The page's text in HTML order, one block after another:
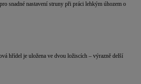
snadné nastavení struny při práci lehkým úhozem o
hřídel je uložena ve dvou ložiscích – výrazně delší